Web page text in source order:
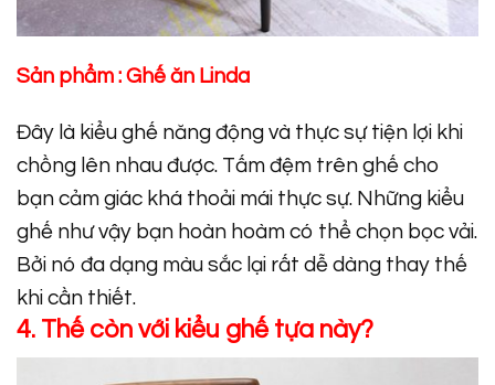
Sản phẩm : Ghế ăn Linda
Đây là kiểu ghế năng động và thực sự tiện lợi khi
chồng lên nhau được. Tấm đệm trên ghế cho
bạn cảm giác khá thoải mái thực sự. Những kiểu
ghế như vậy bạn hoàn hoàm có thể chọn bọc vải.
Bởi nó đa dạng màu sắc lại rất dễ dàng thay thế
khi cần thiết.
4. Thế còn với kiểu ghế tựa này?